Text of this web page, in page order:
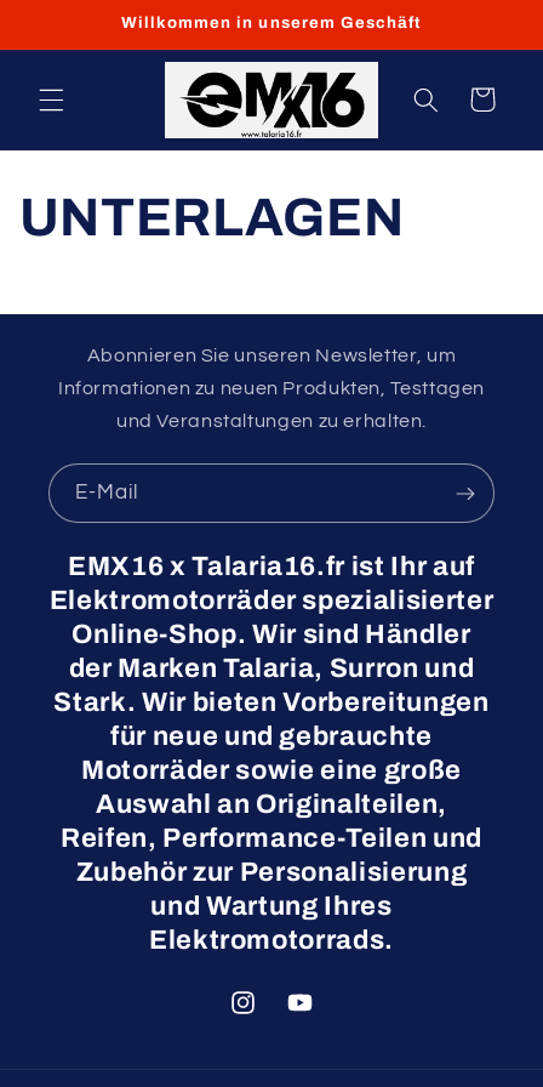
Inhalt
Willkommen in unserem Geschäft
Warenkorb
UNTERLAGEN
Abonnieren Sie unseren Newsletter, um
Informationen zu neuen Produkten, Testtagen
und Veranstaltungen zu erhalten.
E-Mail
EMX16 x Talaria16.fr ist Ihr auf
Elektromotorräder spezialisierter
Online-Shop. Wir sind Händler
der Marken Talaria, Surron und
Stark. Wir bieten Vorbereitungen
für neue und gebrauchte
Motorräder sowie eine große
Auswahl an Originalteilen,
Reifen, Performance-Teilen und
Zubehör zur Personalisierung
und Wartung Ihres
Elektromotorrads.
InstagramYouTube